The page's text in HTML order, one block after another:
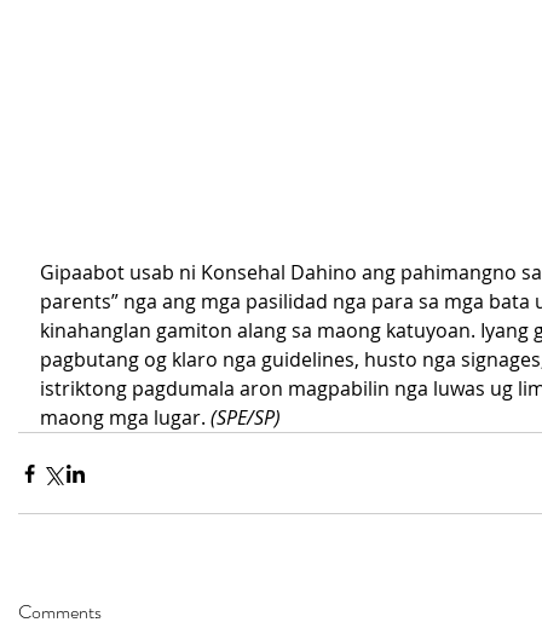
Gipaabot usab ni Konsehal Dahino ang pahimangno
parents” nga ang mga pasilidad nga para sa mga
kinahanglan gamiton alang sa maong katuyoan. Iyang
pagbutang og klaro nga guidelines, husto nga
istriktong pagdumala aron magpabilin nga luwas ug
maong mga lugar. (SPE/SP)
Comments